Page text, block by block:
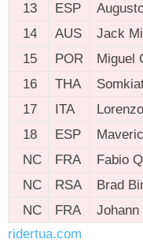
13
ESP
14
AUS Jack
15
POR Miguel
16
THA
17
ITA
18
ESP
NC
FRA Fabio
NC
RSA Brad
NC
FRA Johann
ridertua.com